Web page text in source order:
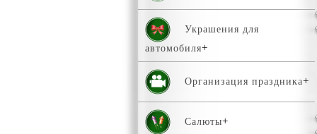
Украшения для
автомобиля
Организация праздника
Салюты